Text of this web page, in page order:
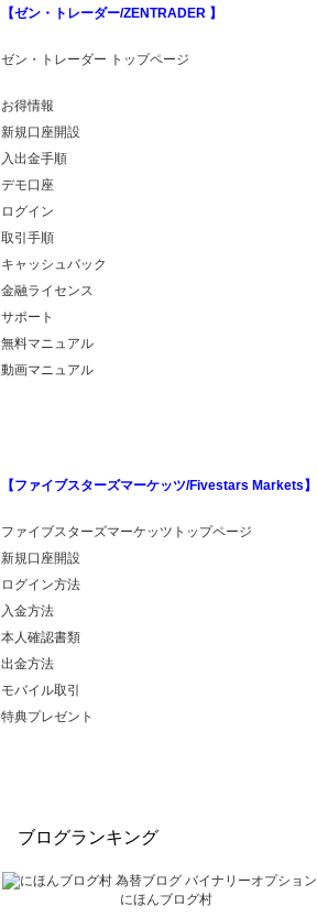
【ゼン・トレーダー/ZENTRADER 】
ゼン・トレーダー トップページ
お得情報
新規口座開設
入出金手順
デモ口座
ログイン
取引手順
キャッシュバック
金融ライセンス
サポート
無料マニュアル
動画マニュアル
【ファイブスターズマーケッツ/Fivestars Markets】
ファイブスターズマーケッツトップページ
新規口座開設
ログイン方法
入金方法
本人確認書類
出金方法
モバイル取引
特典プレゼント
ブログランキング
にほんブログ村